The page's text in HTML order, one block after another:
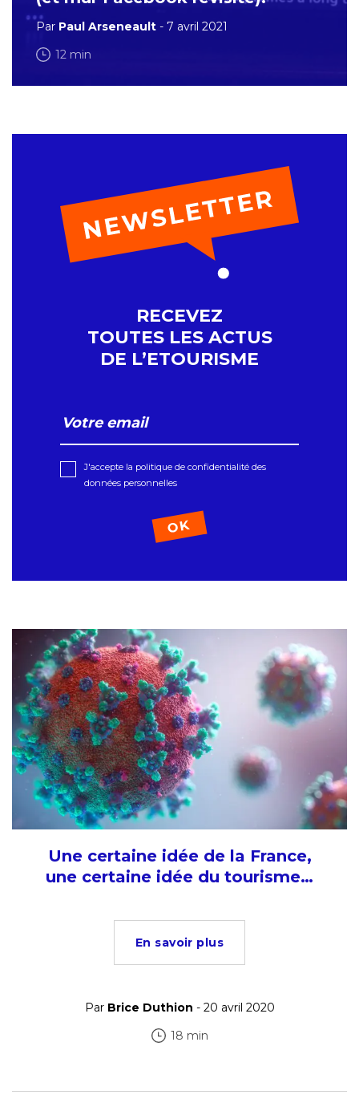
Par Paul Arseneault - 7 avril 2021
12 min
RECEVEZ
TOUTES LES ACTUS
DE L’ETOURISME
J'accepte la politique de confidentialité des
données personnelles
Une certaine idée de la France,
une certaine idée du tourisme…
En savoir plus
Par Brice Duthion - 20 avril 2020
18 min